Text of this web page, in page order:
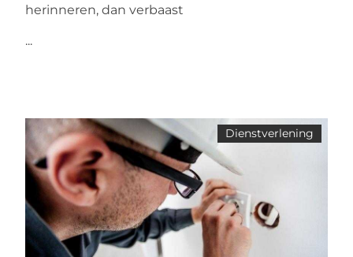
herinneren, dan verbaast
...
Dienstverlening